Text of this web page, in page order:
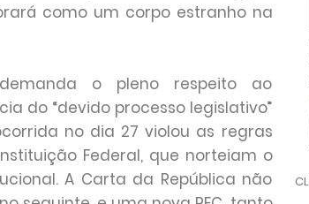
como um corpo estranho na
o pleno respeito ao
do “devido processo legislativo”
no dia 27 violou as regras
Federal, que norteiam o
A Carta da República não